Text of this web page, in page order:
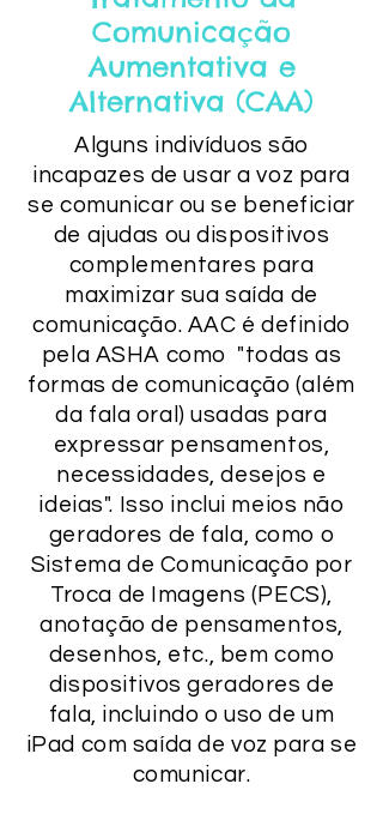
Comunicação
Aumentativa e
Alternativa (CAA)
Alguns indivíduos são
incapazes de usar a voz para
se comunicar ou se beneficiar
de ajudas ou dispositivos
complementares para
maximizar sua saída de
comunicação. AAC é definido
pela ASHA como "todas as
formas de comunicação (além
da fala oral) usadas para
expressar pensamentos,
necessidades, desejos e
ideias". Isso inclui meios não
geradores de fala, como o
Sistema de Comunicação por
Troca de Imagens (PECS),
anotação de pensamentos,
desenhos, etc., bem como
dispositivos geradores de
fala, incluindo o uso de um
iPad com saída de voz para se
comunicar.